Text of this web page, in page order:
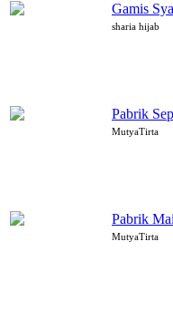
Gamis
sharia hijab
Pabrik
MutyaTirta
Pabrik
MutyaTirta